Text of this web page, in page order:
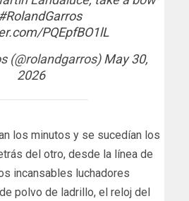
#RolandGarros
PQEpfBO1lL
(@rolandgarros)May 30,
2026
los minutos y se sucedían los
del otro, desde la línea de
incansables luchadores
polvo de ladrillo, el reloj del